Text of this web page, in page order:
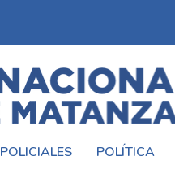
POLICIALES POLÍTICA